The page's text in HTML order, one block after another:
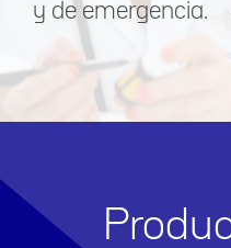
y de emergencia.